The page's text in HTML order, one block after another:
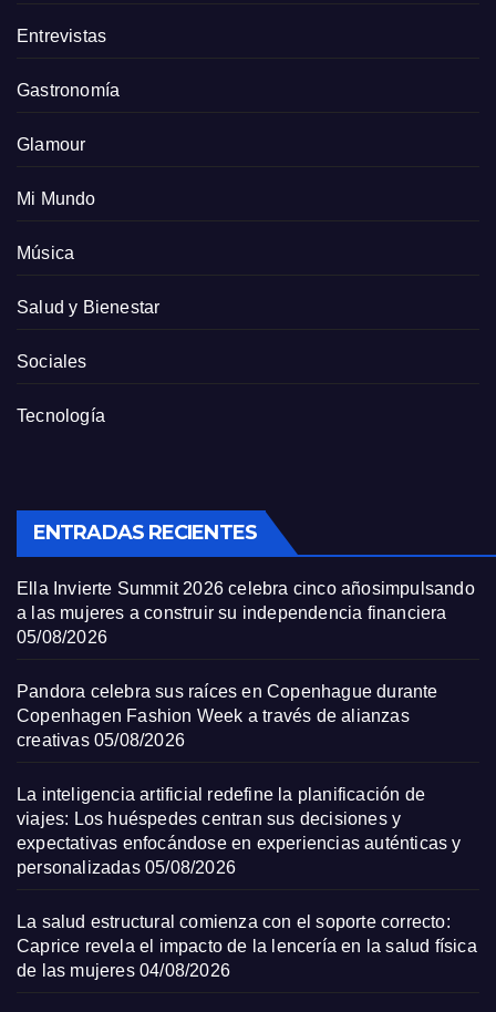
Entrevistas
Gastronomía
Glamour
Mi Mundo
Música
Salud y Bienestar
Sociales
Tecnología
ENTRADAS RECIENTES
Ella Invierte Summit 2026 celebra cinco añosimpulsando
a las mujeres a construir su independencia financiera
05/08/2026
Pandora celebra sus raíces en Copenhague durante
Copenhagen Fashion Week a través de alianzas
creativas 05/08/2026
La inteligencia artificial redefine la planificación de
viajes: Los huéspedes centran sus decisiones y
expectativas enfocándose en experiencias auténticas y
personalizadas 05/08/2026
La salud estructural comienza con el soporte correcto:
Caprice revela el impacto de la lencería en la salud física
de las mujeres 04/08/2026